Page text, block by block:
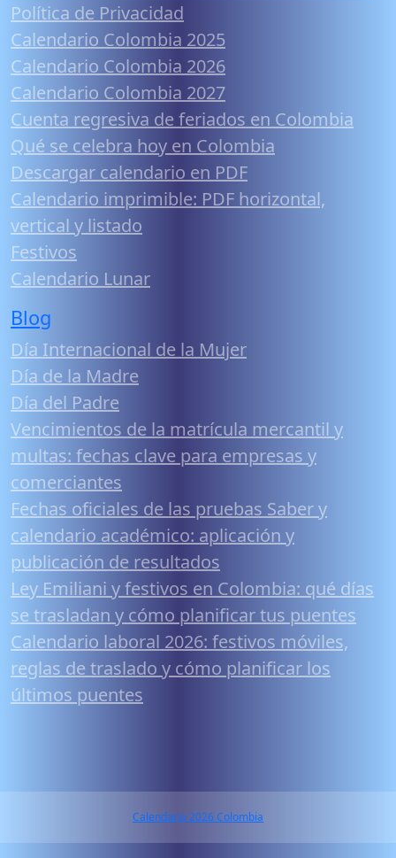
Política de Privacidad
Calendario Colombia 2025
Calendario Colombia 2026
Calendario Colombia 2027
Cuenta regresiva de feriados en Colombia
Qué se celebra hoy en Colombia
Descargar calendario en PDF
Calendario imprimible: PDF horizontal,
vertical y listado
Festivos
Calendario Lunar
Blog
Día Internacional de la Mujer
Día de la Madre
Día del Padre
Vencimientos de la matrícula mercantil y
multas: fechas clave para empresas y
comerciantes
Fechas oficiales de las pruebas Saber y
calendario académico: aplicación y
publicación de resultados
Ley Emiliani y festivos en Colombia: qué días
se trasladan y cómo planificar tus puentes
Calendario laboral 2026: festivos móviles,
reglas de traslado y cómo planificar los
últimos puentes
Calendario 2026 Colombia